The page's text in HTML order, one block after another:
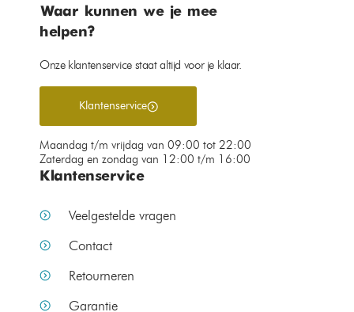
Waar kunnen we je mee
helpen?
Onze klantenservice staat altijd voor je klaar.
Klantenservice
Maandag t/m vrijdag van 09:00 tot 22:00
Zaterdag en zondag van 12:00 t/m 16:00
Klantenservice
Veelgestelde vragen
Contact
Retourneren
Garantie